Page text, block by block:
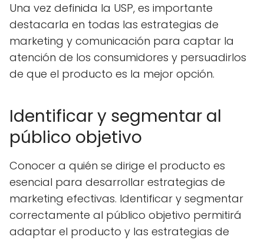
Una vez definida la USP, es importante
destacarla en todas las estrategias de
marketing y comunicación para captar la
atención de los consumidores y persuadirlos
de que el producto es la mejor opción.
Identificar y segmentar al
público objetivo
Conocer a quién se dirige el producto es
esencial para desarrollar estrategias de
marketing efectivas. Identificar y segmentar
correctamente al público objetivo permitirá
adaptar el producto y las estrategias de